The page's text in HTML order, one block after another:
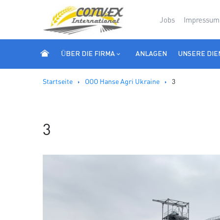
Jobs Impressum
ÜBER DIE FIRMA ANLAGEN UNSERE
Startseite OOO Hanse Agri Ukraine 3
3